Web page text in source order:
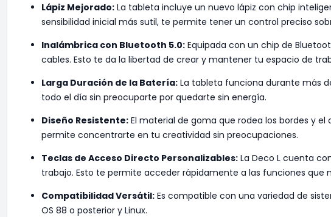
Lápiz Mejorado: La tableta incluye un nuevo lápiz con chip
sensibilidad inicial más sutil, te permite tener un control preciso
Inalámbrica con Bluetooth 5.0: Equipada con un chip de
cables. Esto te da la libertad de crear y mantener tu espacio de
Larga Duración de la Batería: La tableta funciona durante más
todo el día sin preocuparte por quedarte sin energía.
Diseño Resistente: El material de goma que rodea los bordes y
permite concentrarte en tu creatividad sin preocupaciones.
Teclas de Acceso Directo Personalizables: La Deco L cuenta
trabajo. Esto te permite acceder rápidamente a las funciones que
Compatibilidad Versátil: Es compatible con una variedad de
OS 88 o posterior y Linux.